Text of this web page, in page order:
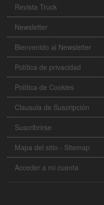
Revista Truck
Newsletter
Bienvenido al Newsletter
Política de privacidad
Política de Cookies
Clausula de Suscripción
Suscribrirse
Mapa del sitio - Sitemap
Acceder a mi cuenta